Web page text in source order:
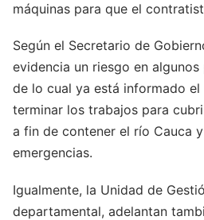
máquinas para que el
Según el Secretario de
evidencia un riesgo en
de lo cual ya está informado
terminar los trabajos para
a fin de contener el río Cauca
emergencias.
Igualmente, la Unidad de
departamental, adelantan